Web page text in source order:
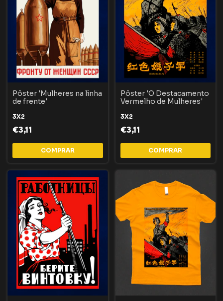
Pôster 'Mulheres na linha
de frente'
3X2
€3,11
COMPRAR
Pôster 'O Destacamento
Vermelho de Mulheres'
3X2
€3,11
COMPRAR